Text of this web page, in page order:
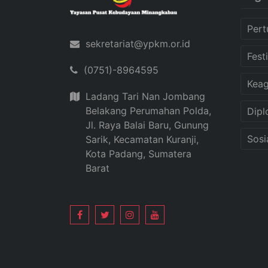
sekretariat@ypkm.or.id
(0751)-8964595
Ladang Tari Nan Jombang
Belakang Perumahan Polda,
Jl. Raya Balai Baru, Gunung
Sarik, Kecamatan Kuranji,
Kota Padang, Sumatera
Barat